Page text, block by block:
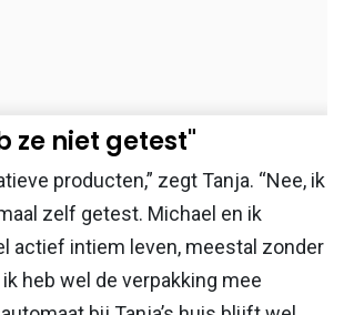
ze niet getest"
producten,” zegt Tanja. “Nee, ik
zelf getest. Michael en ik
actief intiem leven, meestal zonder
heb wel de verpakking mee